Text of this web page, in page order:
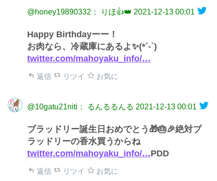
@honey19890332： りほ👍👑 2021-12-13 00:01
Happy Birthdayーー！
お肉なら、冷蔵庫にあるよ✨(*´-`)
twitter.com/mahoyaku_info/…
返信 リツイ お気に
@10gatu21niti： るんるるんる 2021-12-13 00:01
ブラッドリー誕生日おめでとう🎁🎂🎉絶対ブ
ラッドリーの香水買うからね
twitter.com/mahoyaku_info/…PDD
返信 リツイ お気に